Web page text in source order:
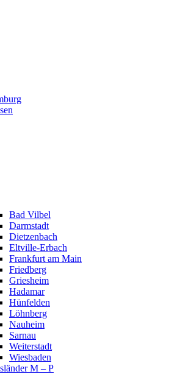
Bad Vilbel
Darmstadt
Dietzenbach
Eltville-Erbach
Frankfurt am Main
Friedberg
Griesheim
Hadamar
Hünfelden
Löhnberg
Nauheim
Sarnau
Weiterstadt
Wiesbaden
M – P